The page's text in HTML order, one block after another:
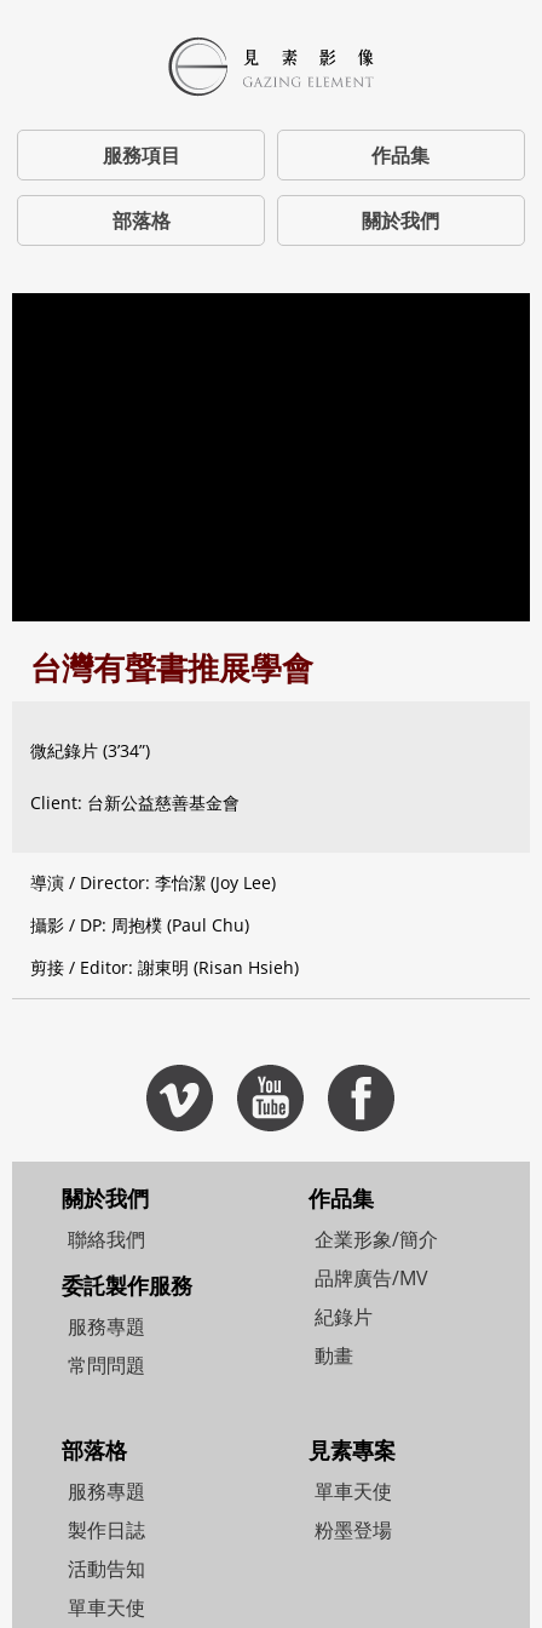
服務項目 作品集
部落格 關於我們
台灣有聲書推展學會
微紀錄片 (3’34”)
Client: 台新公益慈善基金會
導演 / Director: 李怡潔 (Joy Lee)
攝影 / DP: 周抱樸 (Paul Chu)
剪接 / Editor: 謝東明 (Risan Hsieh)
關於我們
聯絡我們
委託製作服務
服務專題
常問問題
作品集
企業形象/簡介
品牌廣告/MV
紀錄片
動畫
部落格
服務專題
製作日誌
活動告知
單車天使
見素專案
單車天使
粉墨登場